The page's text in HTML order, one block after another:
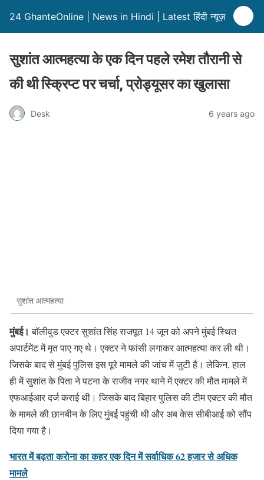
24 GhanteOnline | News in Hindi | Latest हिंदी न्यूज़
सुशांत आत्महत्या के एक दिन पहले रमेश तौरानी से
की थी स्क्रिप्ट पर चर्चा, प्रोड्यूसर का खुलासा
Desk 6 years ago
सुशांत आत्महत्या
मुंबई। बॉलीवुड एक्टर सुशांत सिंह राजपूत 14 जून को अपने मुंबई स्थित
अपार्टमेंट में मृत पाए गए थे। एक्टर ने फांसी लगाकर आत्महत्या कर ली थी।
जिसके बाद से मुंबई पुलिस इस पूरे मामले की जांच में जुटी है। लेकिन, हाल
ही में सुशांत के पिता ने पटना के राजीव नगर थाने में एक्टर की मौत मामले में
एफआईआर दर्ज कराई थी। जिसके बाद बिहार पुलिस की टीम एक्टर की मौत
के मामले की छानबीन के लिए मुंबई पहुंची थी और अब केस सीबीआई को सौंप
दिया गया है।
भारत में बढ़ता करोना का कहर एक दिन में सर्वाधिक 62 हजार से अधिक
मामले